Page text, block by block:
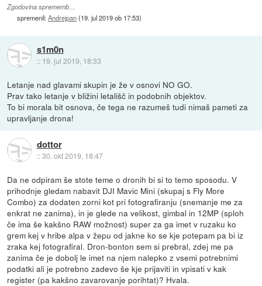
Zgodovina sprememb…
spremenil:Andrejpan(19. jul 2019 ob 17:53)
s1m0n
:: 19. jul 2019, 18:33
Letanje nad glavami skupin je že v osnovi NO GO.
Prav tako letanje v bližini letališč in podobnih objektov.
To bi morala bit osnova, če tega ne razumeš tudi nimaš pameti za
upravljanje drona!
dottor
::30. okt 2019, 18:47
Da ne odpiram še stote teme o dronih bi si to temo sposodu. V
prihodnje gledam nabavit DJI Mavic Mini (skupaj s Fly More
Combo) za dodaten zorni kot pri fotografiranju (snemanje me za
enkrat ne zanima), in je glede na velikost, gimbal in 12MP (sploh
če ima še kakšno RAW možnost) super za ga imet v ruzaku ko
grem kej v hribe alpa v žepu od jakne ko se kje potepam pa bi iz
zraka kej fotografiral. Dron-bonton sem si prebral, zdej me pa
zanima če je dobolj le imet na njem nalepko z vsemi potrebnimi
podatki ali je potrebno zadevo še kje prijaviti in vpisati v kak
register (pa kakšno zavarovanje porihtat)? Hvala.